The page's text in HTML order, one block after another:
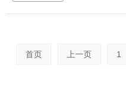
首页 上一页 1